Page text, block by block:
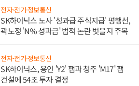
전자·전기·정보통신
SK하이닉스 노사 '성과급 주식지급' 평행선,
곽노정 'N% 성과급' 법적 논란 벗을지 주목
전자·전기·정보통신
SK하이닉스, 용인 'Y2' 팹과 청주 'M17' 팹
건설에 54조 투자 결정